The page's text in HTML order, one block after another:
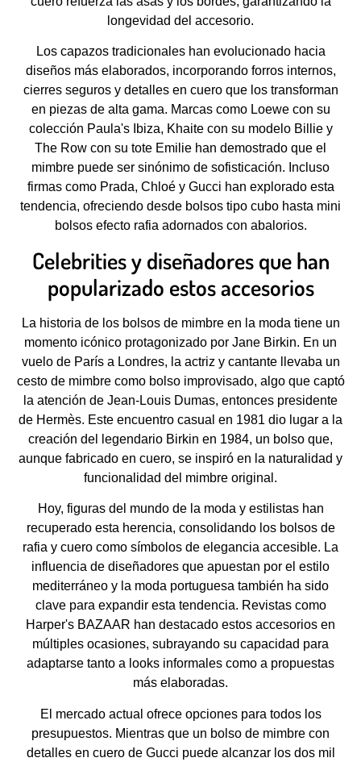
longevidad del accesorio.
Los capazos tradicionales han evolucionado hacia
diseños más elaborados, incorporando forros internos,
cierres seguros y detalles en cuero que los transforman
en piezas de alta gama. Marcas como Loewe con su
colección Paula's Ibiza, Khaite con su modelo Billie y
The Row con su tote Emilie han demostrado que el
mimbre puede ser sinónimo de sofisticación. Incluso
firmas como Prada, Chloé y Gucci han explorado esta
tendencia, ofreciendo desde bolsos tipo cubo hasta mini
bolsos efecto rafia adornados con abalorios.
Celebrities y diseñadores que han
popularizado estos accesorios
La historia de los bolsos de mimbre en la moda tiene un
momento icónico protagonizado por Jane Birkin. En un
vuelo de París a Londres, la actriz y cantante llevaba un
cesto de mimbre como bolso improvisado, algo que captó
la atención de Jean-Louis Dumas, entonces presidente
de Hermès. Este encuentro casual en 1981 dio lugar a la
creación del legendario Birkin en 1984, un bolso que,
aunque fabricado en cuero, se inspiró en la naturalidad y
funcionalidad del mimbre original.
Hoy, figuras del mundo de la moda y estilistas han
recuperado esta herencia, consolidando los bolsos de
rafia y cuero como símbolos de elegancia accesible. La
influencia de diseñadores que apuestan por el estilo
mediterráneo y la moda portuguesa también ha sido
clave para expandir esta tendencia. Revistas como
Harper's BAZAAR han destacado estos accesorios en
múltiples ocasiones, subrayando su capacidad para
adaptarse tanto a looks informales como a propuestas
más elaboradas.
El mercado actual ofrece opciones para todos los
presupuestos. Mientras que un bolso de mimbre con
detalles en cuero de Gucci puede alcanzar los dos mil